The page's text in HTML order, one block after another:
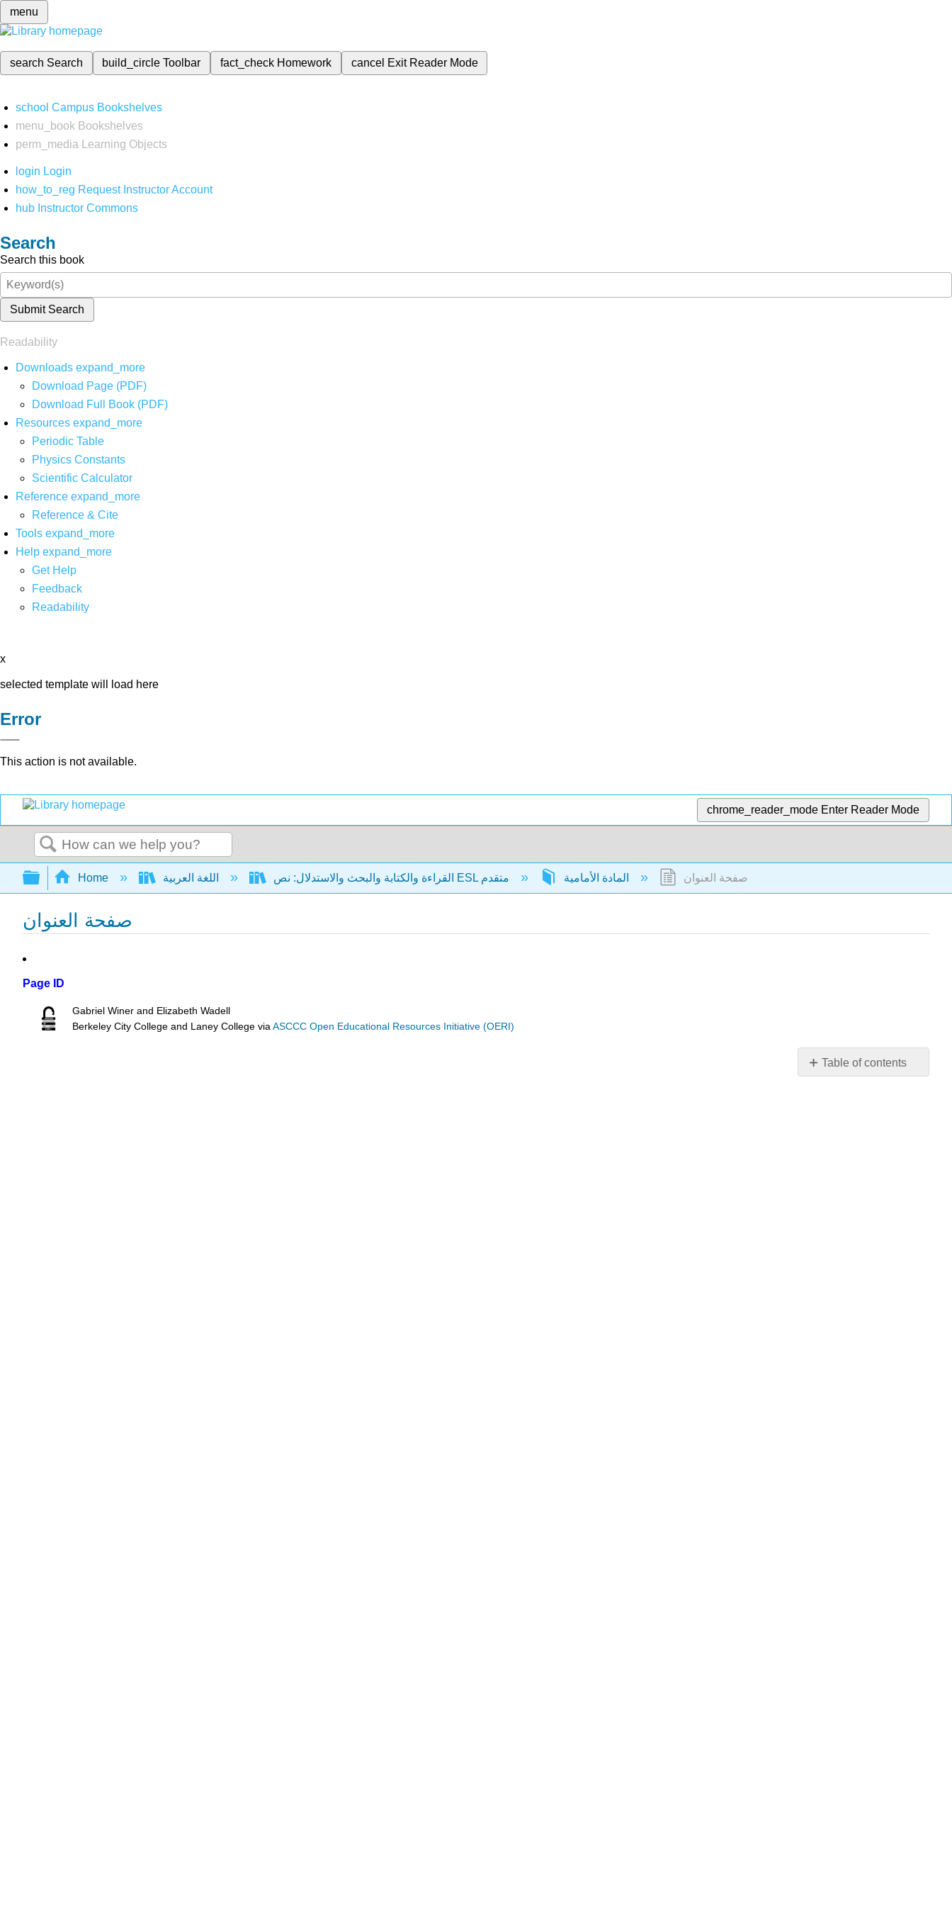
menu
search Search build_circleToolbar fact_check Homework cancel Exit Reader Mode
school Campus Bookshelves
menu_book Bookshelves
perm_media
Learning Objects
login Login
how_to_reg Request Instructor Account
hub Instructor Commons
Search
Search this book
Submit Search
Readability
Downloads expand_more
Download Page (PDF)
Download Full Book (PDF)
Resources expand_more
Periodic Table
Physics Constants
Scientific Calculator
Reference expand_more
Reference & Cite
Tools expand_more
Help expand_more
Get Help
Feedback
Readability
x
selected template will load here
Error
This action is not available.
chrome_reader_mode Enter Reader Mode
Search
Expand/collapse global hierarchy
Home صفحة العنوان
صفحة العنوان
Page ID
Gabriel Winer and Elizabeth Wadell
Berkeley City College and Laney College viaASCCC Open Educational Resources Initiative (OERI)
Table of contents
No